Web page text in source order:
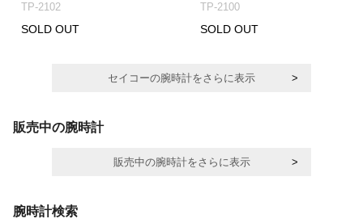
TP-2102
SOLD OUT
TP-2100
SOLD OUT
セイコーの腕時計をさらに表示
販売中の腕時計
販売中の腕時計をさらに表示
腕時計検索